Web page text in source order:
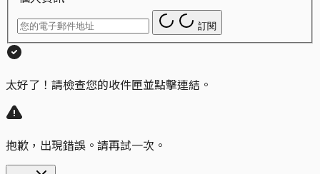
訂閱
太好了！請檢查您的收件匣並點擊連結。
抱歉，出現錯誤。請再試一次。